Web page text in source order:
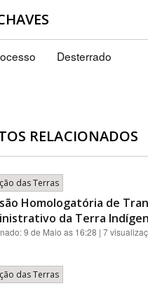
Desterrado
RELACIONADOS
das Terras
Homologatória de
da Terra
9 de Maio as 16:28 | 7
das Terras